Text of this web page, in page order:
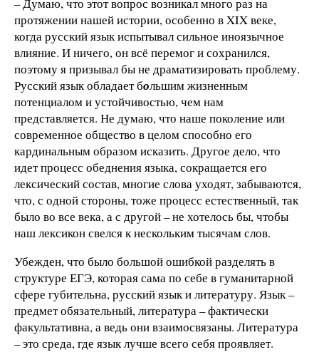
протяжении нашей истории, особенно в XIX веке,
когда русский язык испытывал сильное иноязычное
влияние. И ничего, он всё перемог и сохранился,
поэтому я призывал бы не драматизировать проблему.
Русский язык обладает большим жизненным
потенциалом и устойчивостью, чем нам
представляется. Не думаю, что наше поколение или
современное общество в целом способно его
кардинальным образом исказить. Другое дело, что
идет процесс обеднения языка, сокращается его
лексический состав, многие слова уходят, забываются,
что, с одной стороны, тоже процесс естественный, так
было во все века, а с другой – не хотелось бы, чтобы
наш лексикон свелся к нескольким тысячам слов.
Убежден, что было большой ошибкой разделять в
структуре ЕГЭ, которая сама по себе в гуманитарной
сфере губительна, русский язык и литературу. Язык –
предмет обязательный, литература – фактически
факультативна, а ведь они взаимосвязаны. Литература
– это среда, где язык лучше всего себя проявляет.